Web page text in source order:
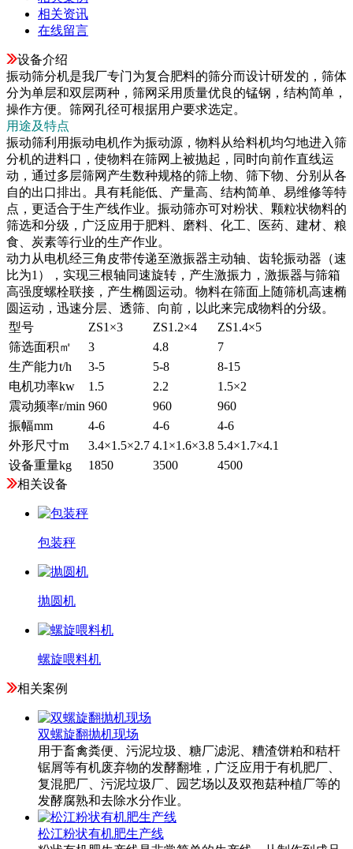
相关资讯
在线留言
设备介绍
振动筛分机是我厂专门为复合肥料的筛分而设计研发的，筛体
分为单层和双层两种，筛网采用质量优良的锰钢，结构简单，
操作方便。筛网孔径可根据用户要求选定。
用途及特点
振动筛利用振动电机作为振动源，物料从给料机均匀地进入筛
分机的进料口，使物料在筛网上被抛起，同时向前作直线运
动，通过多层筛网产生数种规格的筛上物、筛下物、分别从各
自的出口排出。具有耗能低、产量高、结构简单、易维修等特
点，更适合于生产线作业。振动筛亦可对粉状、颗粒状物料的
筛选和分级，广泛应用于肥料、磨料、化工、医药、建材、粮
食、炭素等行业的生产作业。
动力从电机经三角皮带传递至激振器主动轴、齿轮振动器（速
比为1），实现三根轴同速旋转，产生激振力，激振器与筛箱
高强度螺栓联接，产生椭圆运动。物料在筛面上随筛机高速椭
圆运动，迅速分层、透筛、向前，以此来完成物料的分级。
型号
ZS1×3 ZS1.2×4
ZS1.4×5
筛选面积㎡
3 4.8
7
生产能力t/h
3-5 5-8
8-15
电机功率kw
1.5 2.2
1.5×2
震动频率r/min 960 960
960
振幅mm
4-6 4-6
4-6
外形尺寸m
3.4×1.5×2.7 4.1×1.6×3.8 5.4×1.7×4.1
设备重量kg
1850 3500
4500
相关设备
包装秤
抛圆机
螺旋喂料机
相关案例
双螺旋翻抛机现场
用于畜禽粪便、污泥垃圾、糖厂滤泥、糟渣饼粕和秸杆
锯屑等有机废弃物的发酵翻堆，广泛应用于有机肥厂、
复混肥厂、污泥垃圾厂、园艺场以及双孢菇种植厂等的
发酵腐熟和去除水分作业。
松江粉状有机肥生产线